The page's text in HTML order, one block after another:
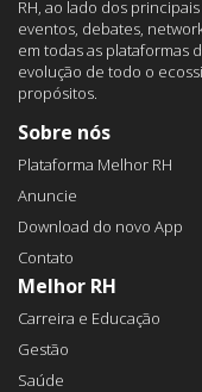
RH, ao lado dos
eventos, debates,
em todas as plataformas
evolução de todo o
propósitos.
Sobre nós
Plataforma Melhor RH
Anuncie
Download do novo App
Contato
Melhor RH
Carreira e Educação
Gestão
Saúde